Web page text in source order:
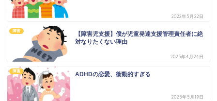
2022年5月22日
障害
【障害児支援】僕が児童発達支援管理責任者に絶
対なりたくない理由
2025年4月24日
障害 ADHDの恋愛、衝動的すぎる
2025年5月19日